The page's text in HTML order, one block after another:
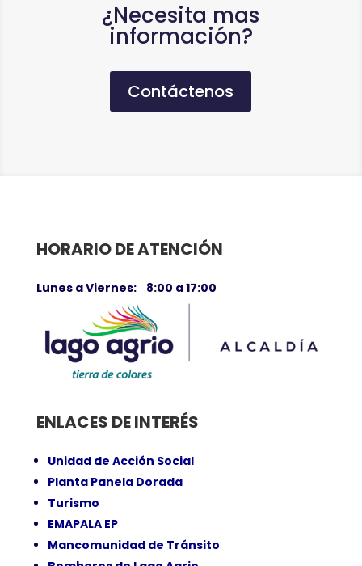
¿Necesita mas
información?
Contáctenos
HORARIO DE ATENCIÓN
Lunes a Viernes: 8:00 a 17:00
ENLACES DE INTERÉS
Unidad de Acción Social
Planta Panela Dorada
Turismo
EMAPALA EP
Mancomunidad de Tránsito